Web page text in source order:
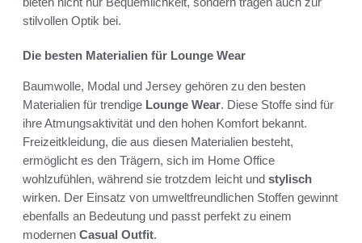
stilvollen Optik bei.
Die besten Materialien für Lounge Wear
Baumwolle, Modal und Jersey gehören zu den besten
Materialien für trendige Lounge Wear. Diese Stoffe sind für
ihre Atmungsaktivität und den hohen Komfort bekannt.
Freizeitkleidung, die aus diesen Materialien besteht,
ermöglicht es den Trägern, sich im Home Office
wohlzufühlen, während sie trotzdem leicht und stylisch
wirken. Der Einsatz von umweltfreundlichen Stoffen gewinnt
ebenfalls an Bedeutung und passt perfekt zu einem
modernen Casual Outfit.